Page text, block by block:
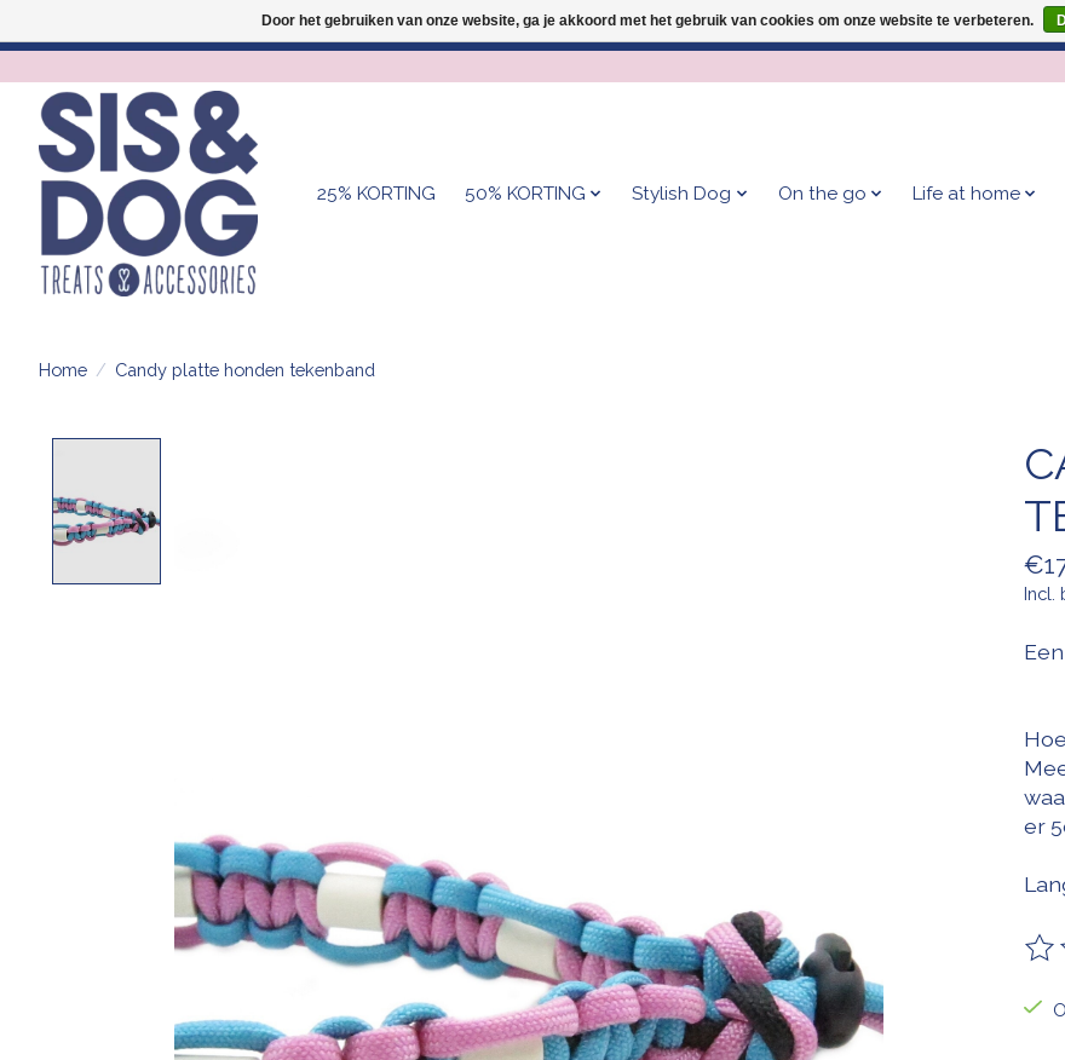
25% KORTING 50% KORTING Stylish Dog On the go Life at home
Home / Candy platte honden tekenband
Incl.
er
De
Door het gebruiken van onze website, ga je akkoord met het gebruik van cookies om onze website te verbeteren.
Geef je hond het kleedje waar 500+ baasjes fan van zijn!